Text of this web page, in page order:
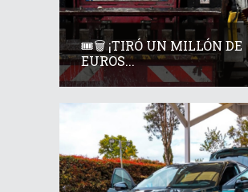
🎟️🗑️ ¡TIRÓ UN MILLÓN DE
EUROS...